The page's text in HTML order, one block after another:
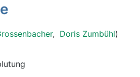
, Doris Zumbühl)